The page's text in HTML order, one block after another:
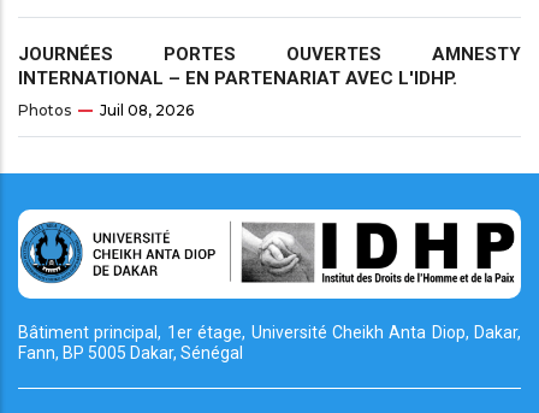
JOURNÉES PORTES OUVERTES AMNESTY
INTERNATIONAL – EN PARTENARIAT AVEC L'IDHP.
Photos Juil 08, 2026
Bâtiment principal, 1er étage, Université CheikhAnta Diop, Dakar,
Fann, BP 5005 Dakar, Sénégal